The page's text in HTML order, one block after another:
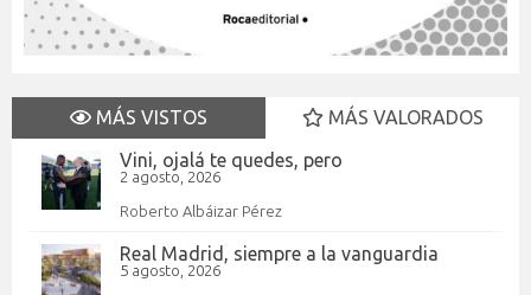
MÁS VISTOS
MÁS VALORADOS
Vini, ojalá te quedes, pero
2 agosto, 2026
Roberto Albáizar Pérez
Real Madrid, siempre a la vanguardia
5 agosto, 2026